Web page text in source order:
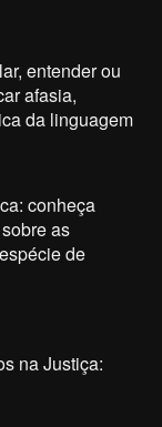
entender ou
afasia,
da linguagem
conheça
as
de
na Justiça: